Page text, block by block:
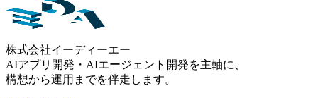
株式会社イーディーエー
AIアプリ開発・AIエージェント開発を主軸に、
構想から運用までを伴走します。